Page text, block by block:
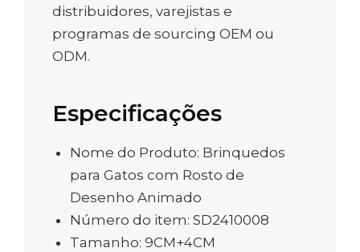
distribuidores, varejistas e
programas de sourcing OEM ou
ODM.
Especificações
Nome do Produto: Brinquedos
para Gatos com Rosto de
Desenho Animado
Número do item: SD2410008
Tamanho: 9CM+4CM